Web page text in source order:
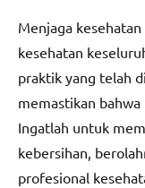
Menjaga
kesehatan
praktik yang telah
memastikan
Ingatlah untuk
kebersihan,
profesional